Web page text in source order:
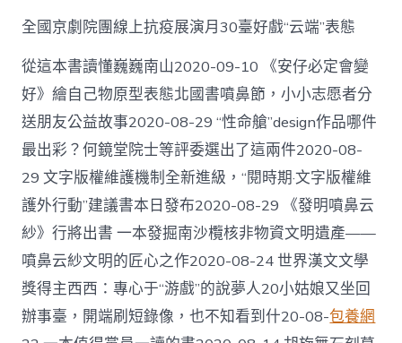
全國京劇院團線上抗疫展演月30臺好戲“云端”表態
從這本書讀懂巍巍南山2020-09-10 《安仔必定會變
好》繪自己物原型表態北國書噴鼻節，小小志愿者分
送朋友公益故事2020-08-29 “性命艙”design作品哪件
最出彩？何鏡堂院士等評委選出了這兩件2020-08-
29 文字版權維護機制全新進級，“閱時期·文字版權維
護外行動”建議書本日發布2020-08-29 《發明噴鼻云
紗》行將出書 一本發掘南沙欖核非物資文明遺產——
噴鼻云紗文明的匠心之作2020-08-24 世界漢文文學
獎得主西西：專心于“游戲”的說夢人20小姑娘又坐回
辦事臺，開端刷短錄像，也不知看到什20-08-包養網